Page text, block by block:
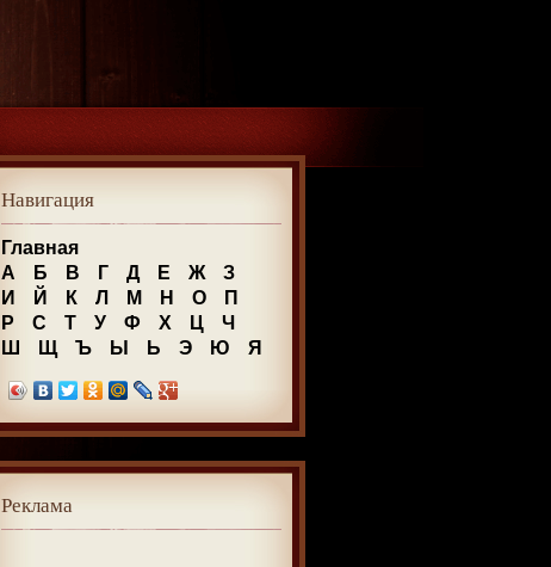
Навигация
Главная
А
Б В Г Д Е Ж
З
И
Й К Л М Н О
П
Р
С Т У Ф Х Ц
Ч
Ш
Щ Ъ Ы Ь Э Ю Я
Реклама